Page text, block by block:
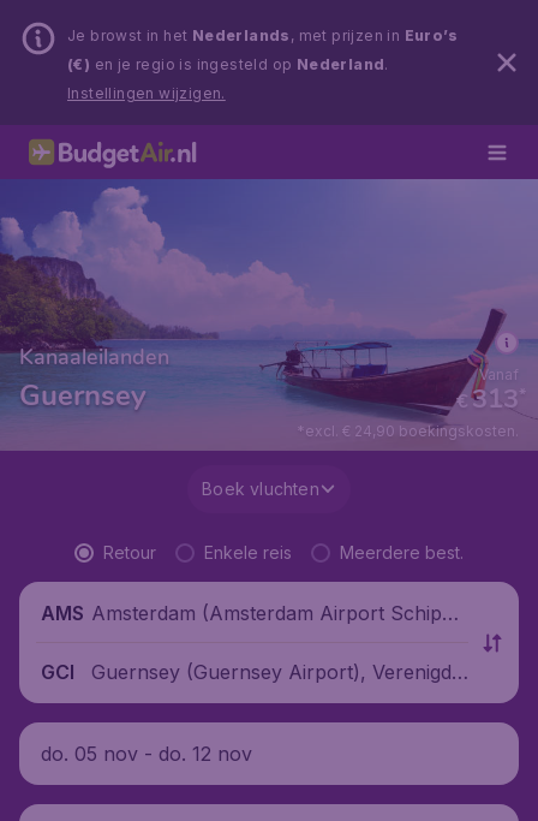
Je browst in het Nederlands , met prijzen in Euro’s
(€) en je regio is ingesteld op Nederland.
Instellingen wijzigen.
Kanaaleilanden
Guernsey €313*
Vanaf
*excl. € 24,90 boekingskosten.
Boek vluchten
Retour Enkele reis Meerdere best.
AMS Amsterdam (Amsterdam Airport Schipho
GCI
Guernsey (Guernsey Airport), Verenigd
Koninkrijk
do. 05 nov - do. 12 nov